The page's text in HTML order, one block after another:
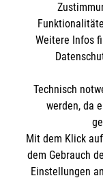
Malteser
Malteser
Sharepoint
Empfänger:
IBAN:
BIC:
Soziale
Der Malteser
gemeinnützige
Weitere Infos
Technisch
werden, da
Mit dem Klick auf
dem Gebrauch
Einstellungen